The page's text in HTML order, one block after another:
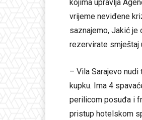
kojima upravlja
vrijeme neviđene
saznajemo, Jakić je
rezervirate smještaj
– Vila Sarajevo
kupku. Ima 4
perilicom posuđa i
pristup hotelskom